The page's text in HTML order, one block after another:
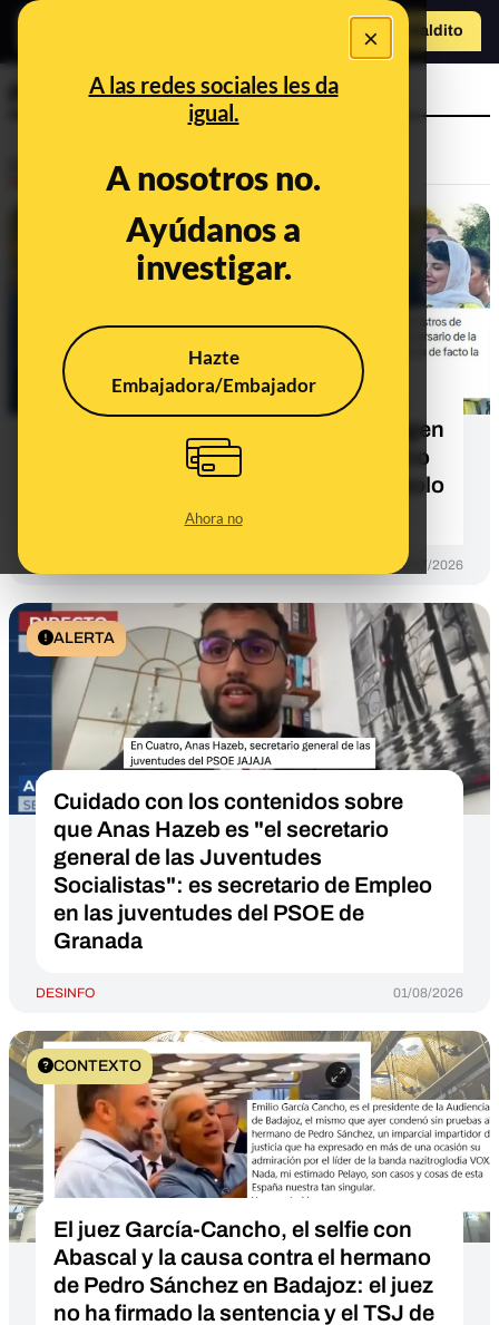
×
A las redes sociales les da
igual.
A nosotros no.
Ayúdanos a
investigar.
Hazte
Embajadora/Embajador
Ahora no
Hazte Maldito
"Ministros del PSOE de fiesta en la
embajada de Marruecos": esta imagen
es de la celebración del Día del Trono
de 2025 y en 2026, a 3 de agosto, solo
hay imágenes de Luis Planas
31/07/2026
ALERTA
Cuidado con los contenidos sobre
que Anas Hazeb es "el secretario
general de las Juventudes
Socialistas": es secretario de Empleo
en las juventudes del PSOE de
Granada
DESINFO 01/08/2026
CONTEXTO
El juez García-Cancho, el selfie con
Abascal y la causa contra el hermano
de Pedro Sánchez en Badajoz: el juez
no ha firmado la sentencia y el TSJ de